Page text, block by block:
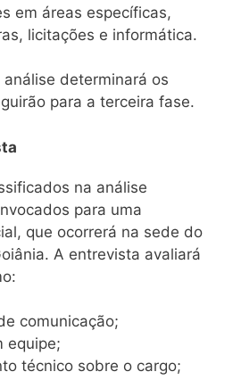
em áreas específicas,
licitações e informática.
determinará os
para a terceira fase.
na análise
para uma
que ocorrerá na sede do
A entrevista avaliará
comunicação;
equipe;
técnico sobre o cargo;